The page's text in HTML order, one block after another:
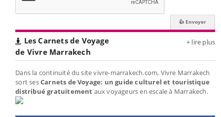
Les Carnets de Voyage
de Vivre Marrakech
+ lire plus
Dans la continuité du site vivre-marrakech.com, Vivre Marrakech
sort sesCarnets de Voyage: un guide culturel et touristique
distribué gratuitement aux voyageurs en escale à Marrakech.